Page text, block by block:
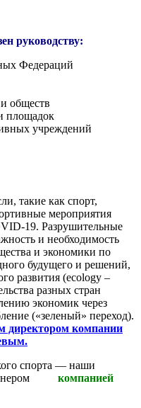
руководству:
Федераций
обществ
площадок
учреждений
такие как спорт,
мероприятия
19. Разрушительные
и необходимость
и экономики по
будущего и решений,
развития (ecology –
разных стран
экономик через
(«зеленый» переход).
директором компании
спорта — наши
компанией